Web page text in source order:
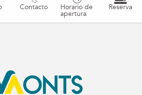
Contacto Horario de
apertura
Reserva